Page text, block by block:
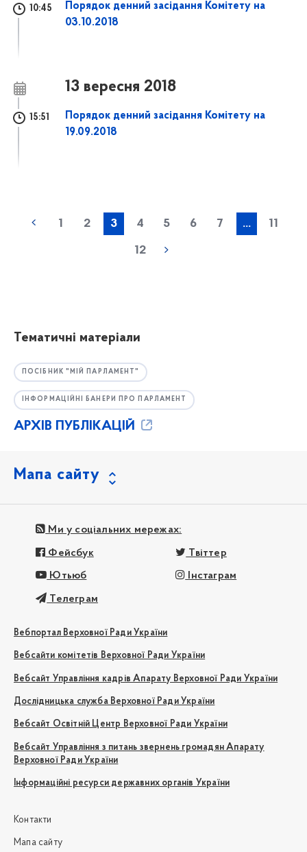
10:45
Порядок денний засідання Комітету на
03.10.2018
13 вересня 2018
15:51
Порядок денний засідання Комітету на
19.09.2018
1 2 3 4 5 6 7 ... 11
12
Тематичні матеріали
ПОСІБНИК "МІЙ ПАРЛАМЕНТ"
ІНФОРМАЦІЙНІ БАНЕРИ ПРО ПАРЛАМЕНТ
АРХІВ ПУБЛІКАЦІЙ
Мапа сайту
Ми у соціальних мережах:
Фейсбук Твіттер
Ютьюб Інстаграм
Телеграм
Вебпортал Верховної Ради України
Вебсайти комітетів Верховної Ради України
Вебсайт Управління кадрів Апарату Верховної Ради України
Дослідницька служба Верховної Ради України
Вебсайт Освітній Центр Верховної Ради України
Вебсайт Управління з питань звернень громадян Апарату
Верховної Ради України
Інформаційні ресурси державних органів України
Контакти
Мапа сайту